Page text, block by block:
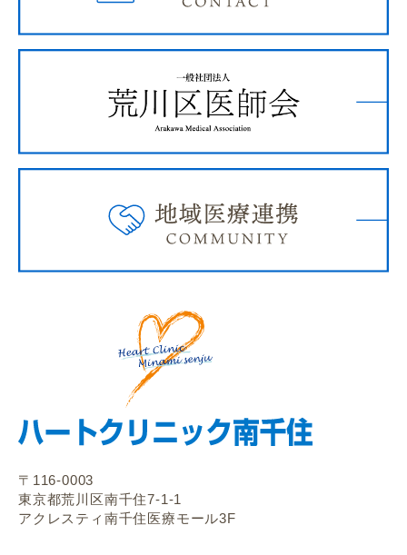
〒116-0003
東京都荒川区南千住7-1-1
アクレスティ南千住医療モール3F